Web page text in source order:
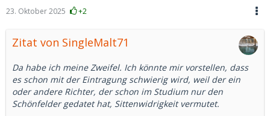
23. Oktober 2025 +2
Zitat von SingleMalt71
Da habe ich meine Zweifel. Ich könnte mir vorstellen, dass
es schon mit der Eintragung schwierig wird, weil der ein
oder andere Richter, der schon im Studium nur den
Schönfelder gedatet hat, Sittenwidrigkeit vermutet.